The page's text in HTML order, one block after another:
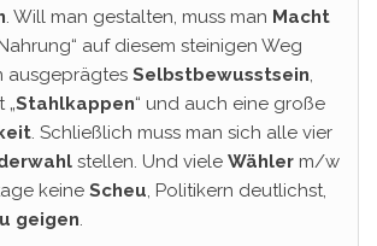
. Will man gestalten, muss man Macht
auf diesem steinigen Weg
ausgeprägtes Selbstbewusstsein,
„Stahlkappen“ und auch eine große
. Schließlich muss man sich alle vier
stellen. Und viele Wähler m/w
keine Scheu, Politikern deutlichst,
geigen.